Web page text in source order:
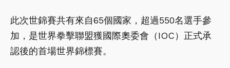
此次世錦賽共有來自65個國家，超過550名選手參
加，是世界拳擊聯盟獲國際奧委會（IOC）正式承
認後的首場世界錦標賽。